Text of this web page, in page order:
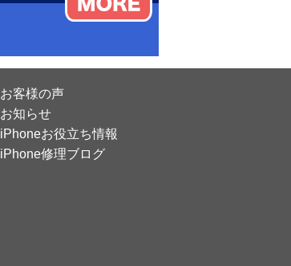
お客様の声
お知らせ
iPhoneお役立ち情報
iPhone修理ブログ